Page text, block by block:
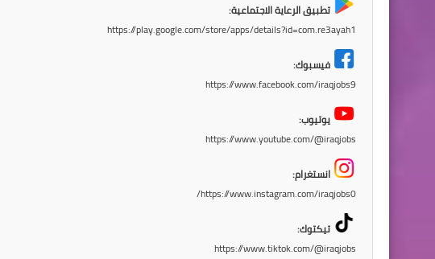
تطبيق الرعاية الاجتماعية:
https://play.google.com/store/apps/details?id=com.re3ayah1
فيسبوك:
https://www.facebook.com/iraqjobs9
يوتيوب:
https://www.youtube.com/@iraqjobs
انستغرام:
https://www.instagram.com/iraqjobs0/
تيكتوك:
https://www.tiktok.com/@iraqjobs